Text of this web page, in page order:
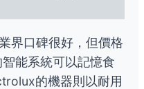
界口碑很好，但價格
能系統可以記憶食
的機器則以耐用